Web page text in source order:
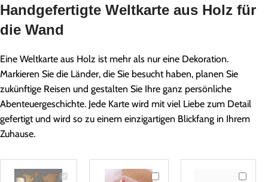
Handgefertigte Weltkarte aus Holz für
die Wand
Eine Weltkarte aus Holz ist mehr als nur eine Dekoration.
Markieren Sie die Länder, die Sie besucht haben, planen Sie
zukünftige Reisen und gestalten Sie Ihre ganz persönliche
Abenteuergeschichte. Jede Karte wird mit viel Liebe zum Detail
gefertigt und wird so zu einem einzigartigen Blickfang in Ihrem
Zuhause.
Hölzerne
Weltflaggen-
Zubehör